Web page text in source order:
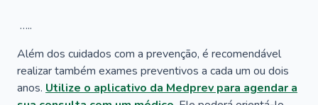
…..
Além dos cuidados com a prevenção, é recomendável
realizar também exames preventivos a cada um ou dois
anos. Utilize o aplicativo da Medprev para agendar a